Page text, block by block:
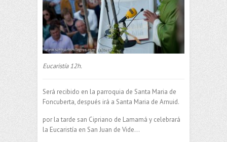
Eucaristía 12h.
Será recibido en la parroquia de Santa Maria de
Foncuberta, después irá a Santa Maria de Arnuid.
por la tarde san Cipriano de Lamamá y celebrará
la Eucaristía en San Juan de Vide…